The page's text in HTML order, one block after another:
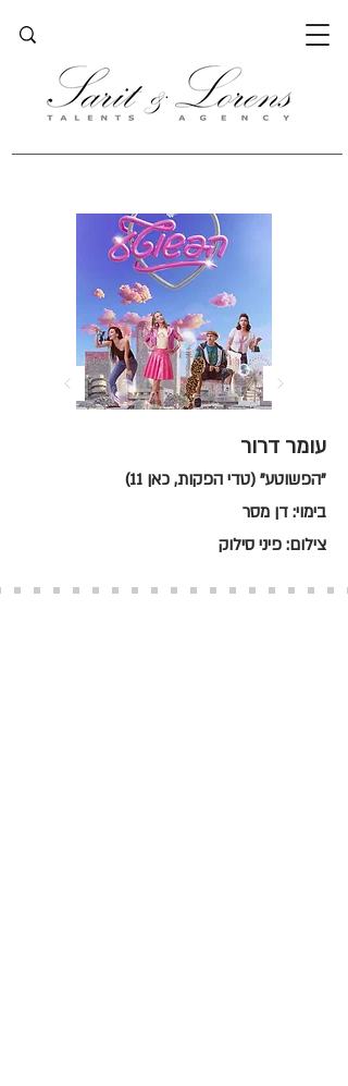
עומר דרור
"הפשוטע" (טדי הפקות, כאן 11)
בימוי: דן מסר
צילום: פיני סילוק